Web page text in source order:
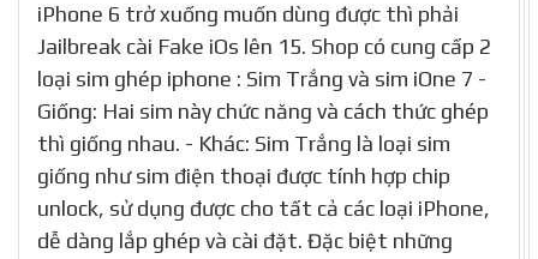
iPhone 6 trở xuống muốn dùng được thì phải
Jailbreak cài Fake iOs lên 15. Shop có cung cấp 2
loại sim ghép iphone : Sim Trắng và sim iOne 7 -
Giống: Hai sim này chức năng và cách thức ghép
thì giống nhau. - Khác: Sim Trắng là loại sim
giống như sim điện thoại được tính hợp chip
unlock, sử dụng được cho tất cả các loại iPhone,
dễ dàng lắp ghép và cài đặt. Đặc biệt những